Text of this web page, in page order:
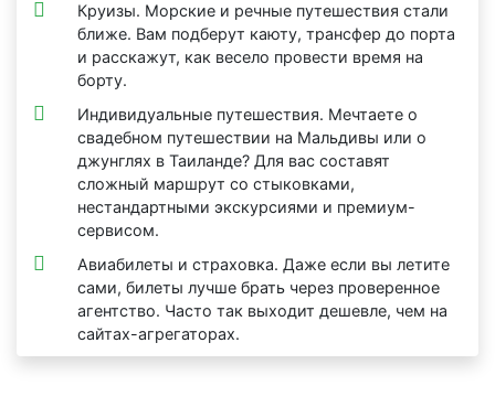
Круизы. Морские и речные путешествия стали
ближе. Вам подберут каюту, трансфер до порта
и расскажут, как весело провести время на
борту.
Индивидуальные путешествия. Мечтаете о
свадебном путешествии на Мальдивы или о
джунглях в Таиланде? Для вас составят
сложный маршрут со стыковками,
нестандартными экскурсиями и премиум-
сервисом.
Авиабилеты и страховка. Даже если вы летите
сами, билеты лучше брать через проверенное
агентство. Часто так выходит дешевле, чем на
сайтах-агрегаторах.